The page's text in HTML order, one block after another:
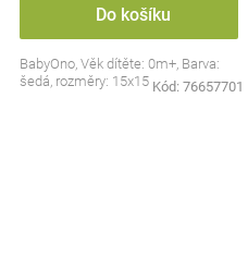
Do košíku
BabyOno, Věk dítěte: 0m+, Barva:
šedá, rozměry: 15x15 cm.
Kód: 76657701